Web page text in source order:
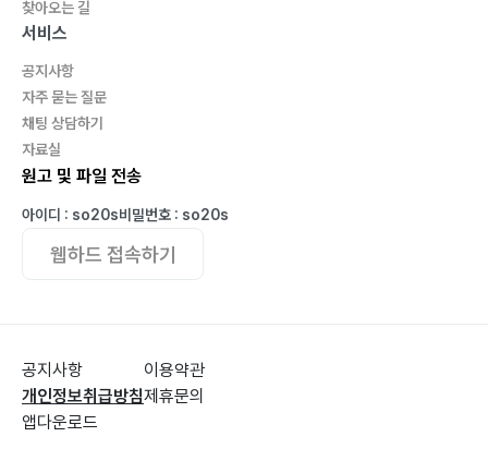
찾아오는 길
서비스
공지사항
자주 묻는 질문
채팅 상담하기
자료실
원고 및 파일 전송
아이디 : so20s비밀번호 : so20s
웹하드 접속하기
공지사항
개인정보취급방침
앱다운로드
이용약관
제휴문의